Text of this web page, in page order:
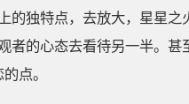
的独特点，去放大，星星之
者的心态去看待另一半。
点。